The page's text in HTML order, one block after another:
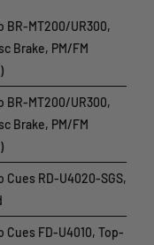
BR-MT200/UR300,
Brake, PM/FM
BR-MT200/UR300,
Brake, PM/FM
Cues RD-U4020-SGS,
Cues FD-U4010, Top-